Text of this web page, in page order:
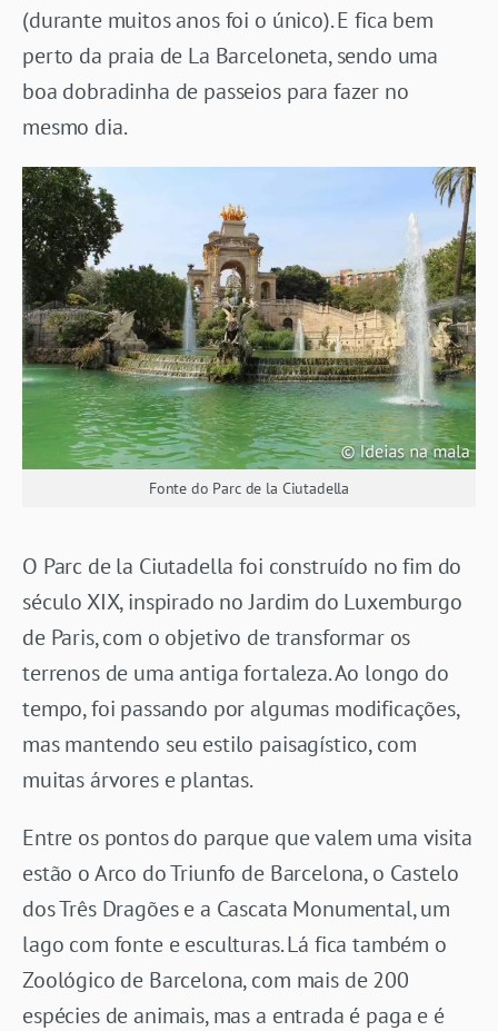
(durante muitos anos foi o único). E fica bem
perto da praia de La Barceloneta, sendo uma
boa dobradinha de passeios para fazer no
mesmo dia.
Fonte do Parc de la Ciutadella
O Parc de la Ciutadella foi construído no fim do
século XIX, inspirado no Jardim do Luxemburgo
de Paris, com o objetivo de transformar os
terrenos de uma antiga fortaleza. Ao longo do
tempo, foi passando por algumas modificações,
mas mantendo seu estilo paisagístico, com
muitas árvores e plantas.
Entre os pontos do parque que valem uma visita
estão o Arco do Triunfo de Barcelona, o Castelo
dos Três Dragões e a Cascata Monumental, um
lago com fonte e esculturas. Lá fica também o
Zoológico de Barcelona, com mais de 200
espécies de animais, mas a entrada é paga e é